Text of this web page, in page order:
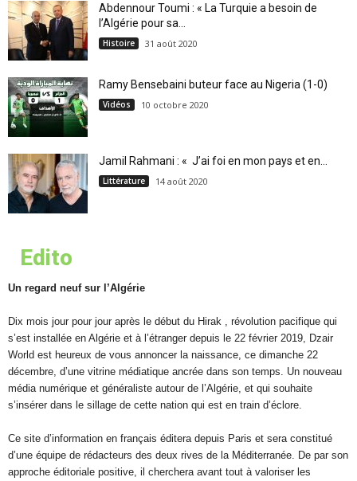
Abdennour Toumi : « La Turquie a besoin de
l’Algérie pour sa...
Histoire 31 août 2020
Ramy Bensebaini buteur face au Nigeria (1-0)
Vidéos 10 octobre 2020
Jamil Rahmani : « J’ai foi en mon pays et en...
Littérature 14 août 2020
Edito
Un regard neuf sur l’Algérie
Dix mois jour pour jour après le début du Hirak , révolution pacifique qui
s’est installée en Algérie et à l’étranger depuis le 22 février 2019, Dzair
World est heureux de vous annoncer la naissance, ce dimanche 22
décembre, d’une vitrine médiatique ancrée dans son temps. Un nouveau
média numérique et généraliste autour de l’Algérie, et qui souhaite
s’insérer dans le sillage de cette nation qui est en train d’éclore.
Ce site d’information en français éditera depuis Paris et sera constitué
d’une équipe de rédacteurs des deux rives de la Méditerranée. De par son
approche éditoriale positive, il cherchera avant tout à valoriser les